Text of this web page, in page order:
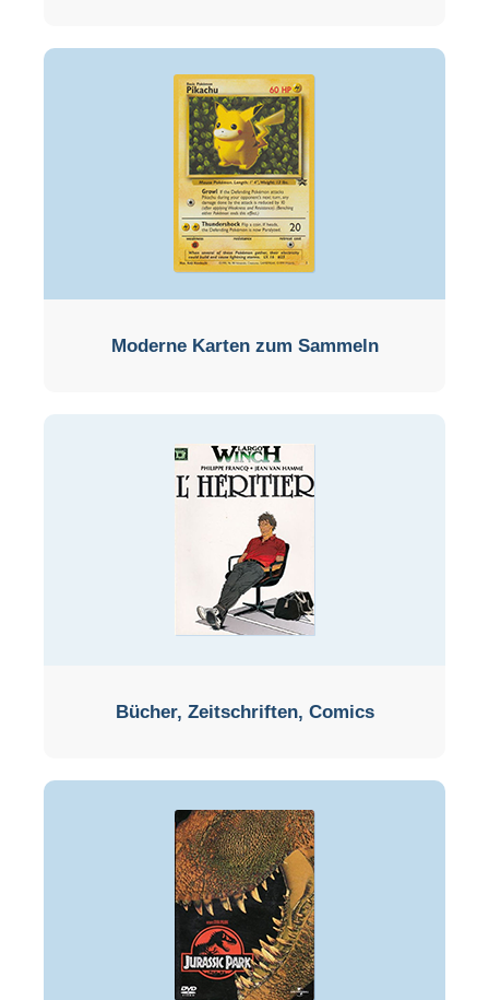
Moderne Karten zum Sammeln
Bücher, Zeitschriften, Comics